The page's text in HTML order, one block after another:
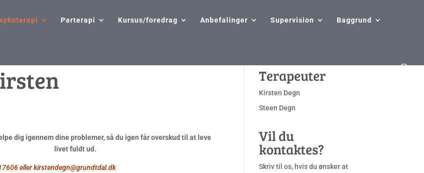
Parterapi Kursus/foredrag Anbefalinger Supervision Baggrund
dig igennem dine problemer,så du igen får overskud til at leve
livet fuldt ud.
eller kirstendegn@grundtdal.dk
Terapeuter
Kirsten Degn
Steen Degn
Vil du
kontaktes?
Skriv til os, hvis du ønsker at